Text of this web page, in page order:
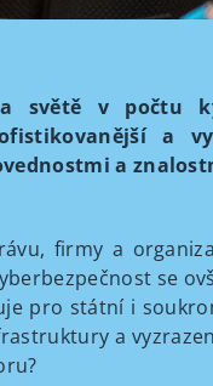
světě v počtu
a
a
firmy a
se
pro státní i
a